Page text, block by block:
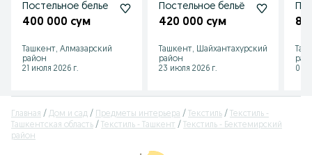
Постельное белье
400 000 сум
Ташкент, Алмазарский
район
21 июля 2026 г.
Постельное бельё
420 000 сум
Ташкент, Шайхантахурский
район
23 июля 2026 г.
06
Главная Дом и сад Предметы интерьера Текстиль
Текстиль -
Ташкентская область
Текстиль - Ташкент
Текстиль - Бектемирский
район